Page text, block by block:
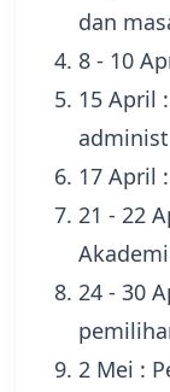
dan
8 - 10
15 April
17 April
21 - 22
24 - 30
2 Mei :